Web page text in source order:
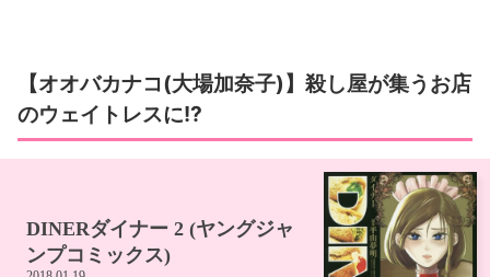
【オオバカナコ(大場加奈子)】殺し屋が集うお店
のウェイトレスに!?